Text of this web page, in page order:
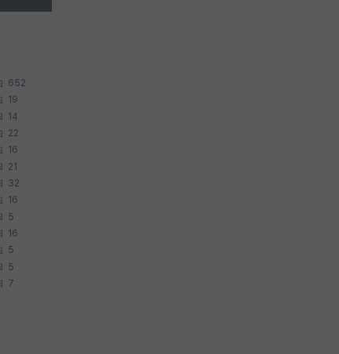
652
19
14
22
16
21
32
16
5
16
5
5
7